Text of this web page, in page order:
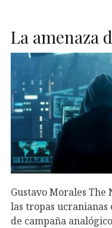
La amenaza
Gustavo Morales
las tropas
de campaña